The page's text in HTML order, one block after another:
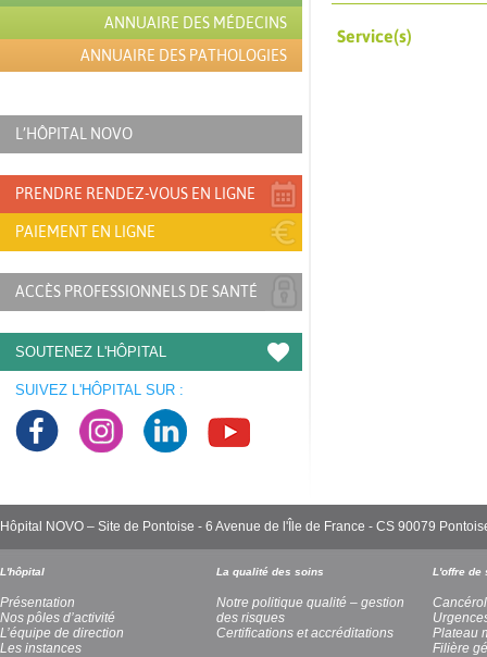
ANNUAIRE DES MÉDECINS
ANNUAIRE DES PATHOLOGIES
L’HÔPITAL NOVO
PRENDRE RENDEZ-VOUS EN LIGNE
PAIEMENT EN LIGNE
ACCÈS PROFESSIONNELS DE SANTÉ
SOUTENEZ L'HÔPITAL
SUIVEZ L'HÔPITAL SUR :
Service(s)
Hôpital NOVO – Site de Pontoise - 6 Avenue de l'Île de France - CS 90079
L'hôpital
Présentation
Nos pôles d’activité
L’équipe de direction
Les instances
La qualité des soins
Notre politique qualité – gestion
des risques
Certifications et accréditations
L'offre de
Plateau
Filière